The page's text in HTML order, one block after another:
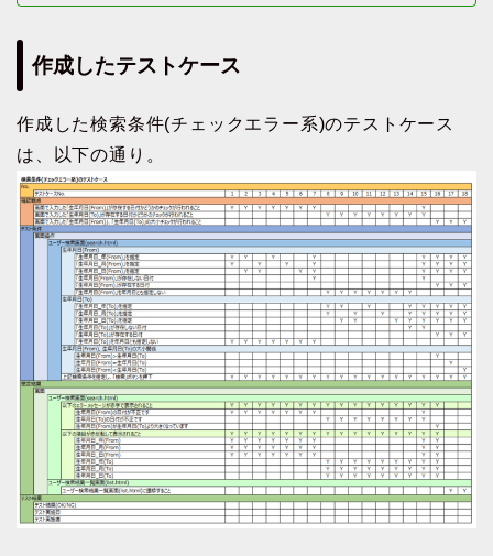
作成したテストケース
作成した検索条件(チェックエラー系)のテストケース
は、以下の通り。